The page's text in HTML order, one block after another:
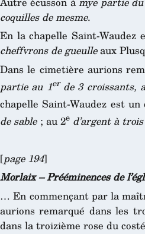
coquilles de mesme.
En la chapelle Saint-Waudez
cheffvrons de gueulleaux
Dans le cimetière aurions
partie au 1erde 3 croissants,
chapelle Saint-Waudez est
de sable; au 2e d’argent à
[page 194]
Morlaix – Prééminences de
… En commençant par la
aurions remarqué dans les
dans la troizième rose du